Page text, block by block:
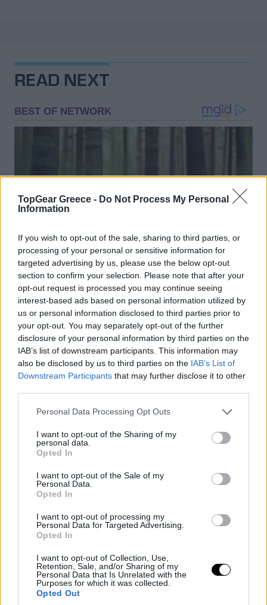
TopGear Greece - Do Not Process My Personal
Information
If you wish to opt-out of the sale, sharing to third parties, or
processing of your personal or sensitive information for
targeted advertising by us, please use the below opt-out
section to confirm your selection. Please note that after your
opt-out request is processed you may continue seeing
interest-based ads based on personal information utilized by
us or personal information disclosed to third parties prior to
your opt-out. You may separately opt-out of the further
disclosure of your personal information by third parties on the
IAB’s list of downstream participants. This information may
also be disclosed by us to third parties on the IAB’s List of
Downstream Participants that may further disclose it to other
Please note that this website/app uses one or more Google
not limited to your visit or usage behaviour. You may click to
grant or deny consent to Google and its third-party tags to
use your data for below specified purposes in below Google
consent section.
Personal Data Processing Opt Outs
I want to opt-out of the Sharing of my
personal data.
Opted In
I want to opt-out of the Sale of my
Personal Data.
Opted In
I want to opt-out of processing my
Personal Data for Targeted Advertising.
Opted In
I want to opt-out of Collection, Use,
Retention, Sale, and/or Sharing of my
Personal Data that Is Unrelated with the
Purposes for which it was collected.
Opted Out
READ NEXT